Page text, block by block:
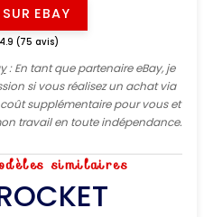
EBAY
4.9 (75 avis)
: En tant que partenaire eBay, je
si vous réalisez un achat via
supplémentaire pour vous et
travail en toute indépendance.
similaires